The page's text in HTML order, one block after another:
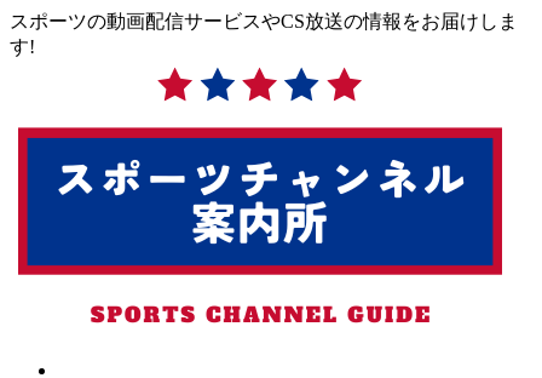
スポーツの動画配信サービスやCS放送の情報をお届けしま
す!